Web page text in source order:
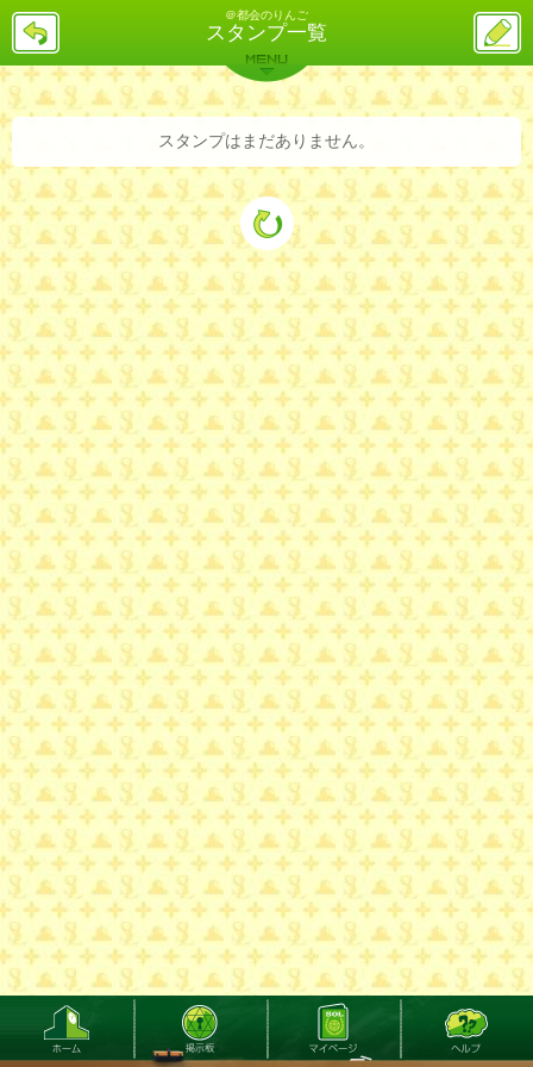
＠都会のりんご
スタンプ一覧
戻
ス
投
稿
バックナンバー 詳細検索 ランキング
MENU
スタンプはまだありません。